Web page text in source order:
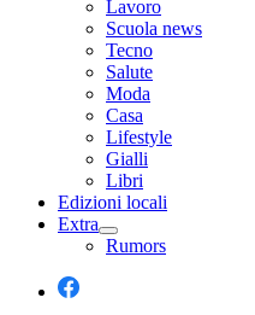
Lavoro
Scuola news
Tecno
Salute
Moda
Casa
Lifestyle
Gialli
Libri
Edizioni locali
Extra
Rumors